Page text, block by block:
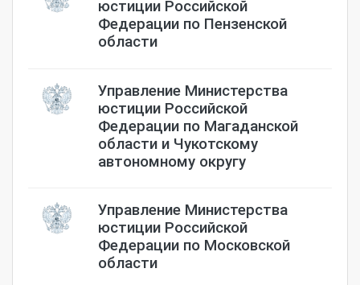
юстиции Российской
Федерации по Пензенской
области
Управление Министерства
юстиции Российской
Федерации по Магаданской
области и Чукотскому
автономному округу
Управление Министерства
юстиции Российской
Федерации по Московской
области